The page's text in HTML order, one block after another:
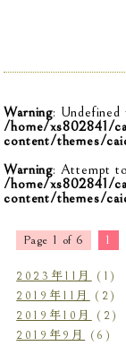
Warning: Undefined
/home/xs802841/
content/themes/
Warning: Attempt
/home/xs802841/
content/themes/
Page 1 of 6 1
2023年11月
(1)
2019年11月
(2)
2019年10月
(2)
2019年9月
(6)